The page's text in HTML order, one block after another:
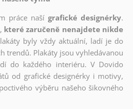
práce naší grafické designérky.
které zaručeně nenajdete nikde
byly vždy aktuální, ladí je do
trendů. Plakáty jsou vyhledávanou
do každého interiéru. V Dovido
od grafické designérky i motivy,
výběru našeho šikovného